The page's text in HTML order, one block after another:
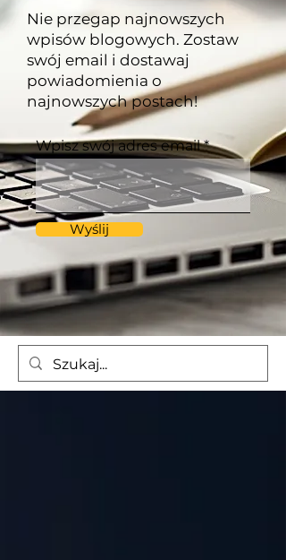
Nie przegap najnowszych
wpisów blogowych. Zostaw
swój email i dostawaj
powiadomienia o
najnowszych postach!
Wpisz swój adres email
Wyślij